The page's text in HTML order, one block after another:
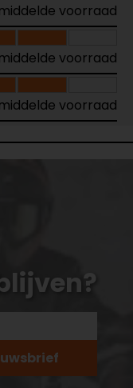
voorraad
voorraad
voorraad